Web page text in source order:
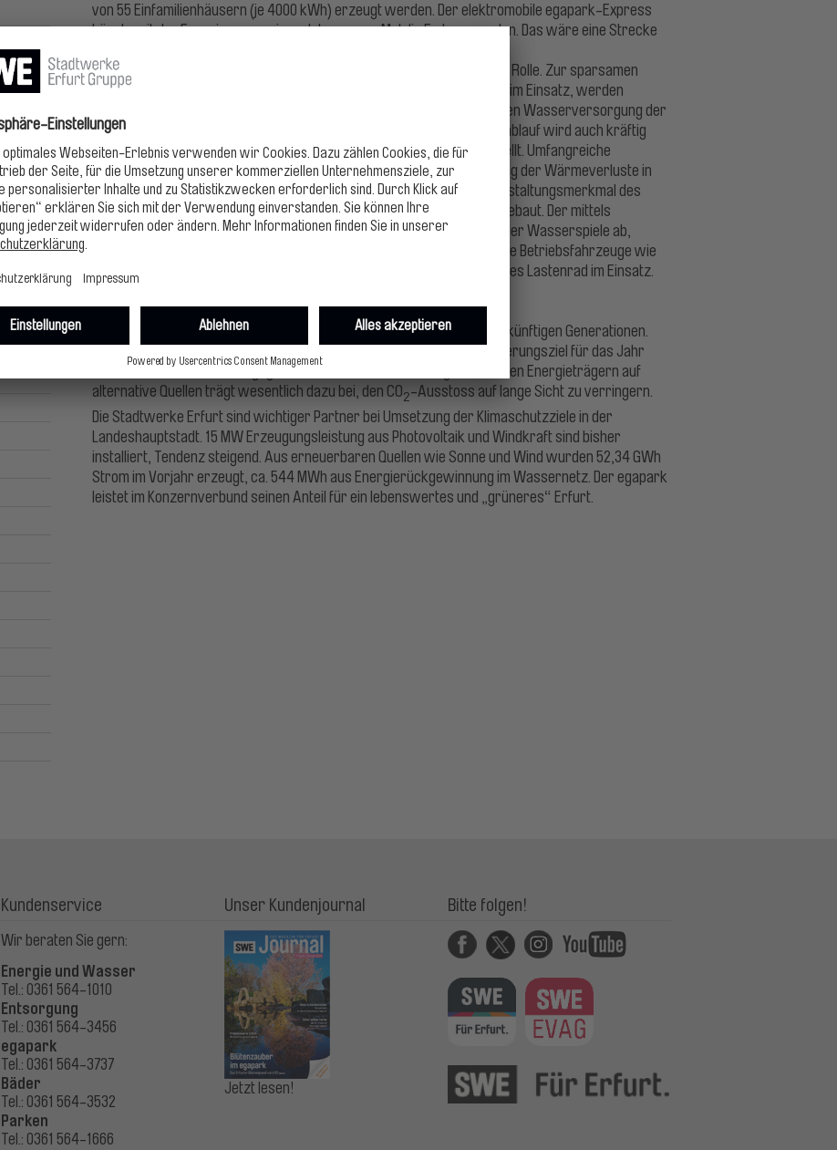
von 55 Einfamilienhäusern (je 4000 kWh) erzeugt werden. Der elektromobile egapark-Express
könnte mit der Energiemenge eines Jahres neun Mal die Erde umrunden. Das wäre eine Strecke
Der sparsame Umgang mit Ressourcen spielt im egapark eine zentrale Rolle. Zur sparsamen
Wassernutzung sind automatisch betriebene Bewässerungssysteme im Einsatz, werden
Regenwasserzisternen zur bedarfsgerechten, witterungsangepassten Wasserversorgung der
Pflanzen und damit sparsame Wassernutzung eingesetzt. Im Betriebsablauf wird auch kräftig
Energie gespart. So wurde die Beleuchtung auf sparsame LED umgestellt. Umfangreiche
Einsparmaßnahmen wie die Montage von Energieschirmen zur Senkung der Wärmeverluste in
den Bestandsgewächshäusern. Die Wasserspiele als wesentliches Gestaltungsmerkmal des
egaparks sind zum Teil schon auf neue, energiesparende Technik umgebaut. Der mittels
Photovoltaik erzeugte Strom deckt mehr als 100% des Strombedarfs der Wasserspiele ab,
inklusive des Planschbeckens. Seit mehreren Jahren sind elektromobile Betriebsfahrzeuge wie
der egapark-Express, verschiedene Transporter und ein elektromobiles Lastenrad im Einsatz.
Hintergrund Klimaschutz und Energieerzeugung
Klimaschutz ist eine Investition in die Zukunft, in die Lebensqualität der künftigen Generationen.
Das Klimaschutzgesetz von 2021 legt das deutsche Treibhausgasminderungsziel für das Jahr
2030 auf minus 65 Prozent gegenüber 1990 fest. Der Umstieg von fossilen Energieträgern auf
alternative Quellen trägt wesentlich dazu bei, den CO2-Ausstoss auf lange Sicht zu verringern.
Die Stadtwerke Erfurt sind wichtiger Partner bei Umsetzung der Klimaschutzziele in der
Landeshauptstadt. 15 MW Erzeugungsleistung aus Photovoltaik und Windkraft sind bisher
installiert, Tendenz steigend. Aus erneuerbaren Quellen wie Sonne und Wind wurden 52,34 GWh
Strom im Vorjahr erzeugt, ca. 544 MWh aus Energierückgewinnung im Wassernetz. Der egapark
leistet im Konzernverbund seinen Anteil für ein lebenswertes und „grüneres“ Erfurt.
Kundenservice
Wir beraten Sie gern:
Energie und Wasser
Tel.: 0361 564-1010
Entsorgung
Tel.: 0361 564-3456
egapark
Tel.: 0361 564-3737
Bäder
Tel.: 0361 564-3532
Parken
Tel.: 0361 564-1666
Unser Kundenjournal
Jetzt lesen!
Bitte folgen!